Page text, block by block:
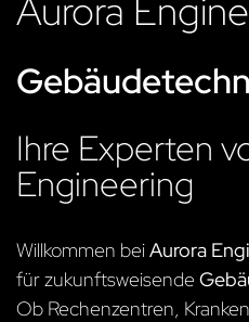
Aurora
Ihre Experten
Engineering
Willkommen beiAurora
für zukunftsweisende
Ob Rechenzentren,